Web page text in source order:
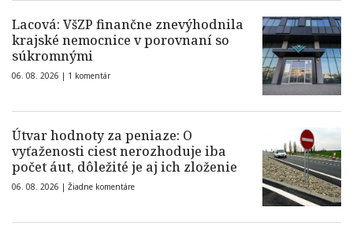
Lacová: VšZP finančne znevýhodnila
krajské nemocnice v porovnaní so
súkromnými
06. 08. 2026 | 1 komentár
Útvar hodnoty za peniaze: O
vyťaženosti ciest nerozhoduje iba
počet áut, dôležité je aj ich zloženie
06. 08. 2026 | Žiadne komentáre